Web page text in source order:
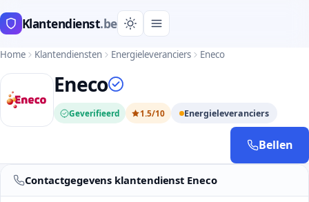
Klantendienst.be
Home Klantendiensten Energieleveranciers Eneco
Eneco
Geverifieerd 1.5/10 Energieleveranciers
Bellen
Contactgegevens klantendienst Eneco